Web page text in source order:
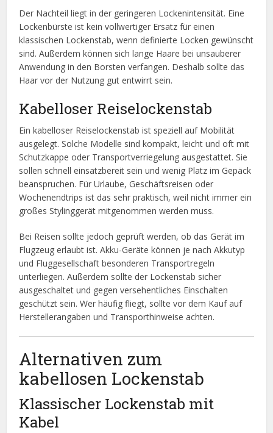
Der Nachteil liegt in der geringeren Lockenintensität. Eine
Lockenbürste ist kein vollwertiger Ersatz für einen
klassischen Lockenstab, wenn definierte Locken gewünscht
sind. Außerdem können sich lange Haare bei unsauberer
Anwendung in den Borsten verfangen. Deshalb sollte das
Haar vor der Nutzung gut entwirrt sein.
Kabelloser Reiselockenstab
Ein kabelloser Reiselockenstab ist speziell auf Mobilität
ausgelegt. Solche Modelle sind kompakt, leicht und oft mit
Schutzkappe oder Transportverriegelung ausgestattet. Sie
sollen schnell einsatzbereit sein und wenig Platz im Gepäck
beanspruchen. Für Urlaube, Geschäftsreisen oder
Wochenendtrips ist das sehr praktisch, weil nicht immer ein
großes Stylinggerät mitgenommen werden muss.
Bei Reisen sollte jedoch geprüft werden, ob das Gerät im
Flugzeug erlaubt ist. Akku-Geräte können je nach Akkutyp
und Fluggesellschaft besonderen Transportregeln
unterliegen. Außerdem sollte der Lockenstab sicher
ausgeschaltet und gegen versehentliches Einschalten
geschützt sein. Wer häufig fliegt, sollte vor dem Kauf auf
Herstellerangaben und Transporthinweise achten.
Alternativen zum
kabellosen Lockenstab
Klassischer Lockenstab mit
Kabel